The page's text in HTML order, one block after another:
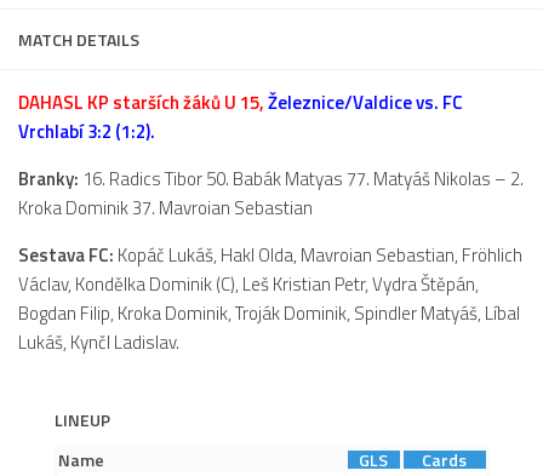
Aktuality
Zápasy MA 2026/27
Realizační tým
Zápasy 2025/26
Zápasy 2024/25
MATCH DETAILS
DAHASL KP starších žáků U 15,Železnice/Valdice vs. FC
Vrchlabí 3:2 (1:2).
Branky: 16. Radics Tibor 50. Babák Matyas 77. Matyáš Nikolas – 2.
Kroka Dominik 37. Mavroian Sebastian
Sestava FC: Kopáč Lukáš, Hakl Olda, Mavroian Sebastian, Fröhlich
Václav, Kondělka Dominik (C), Leš Kristian Petr, Vydra Štěpán,
Bogdan Filip, Kroka Dominik, Troják Dominik, Spindler Matyáš, Líbal
Lukáš, Kynčl Ladislav.
LINEUP
Name
GLS
Cards